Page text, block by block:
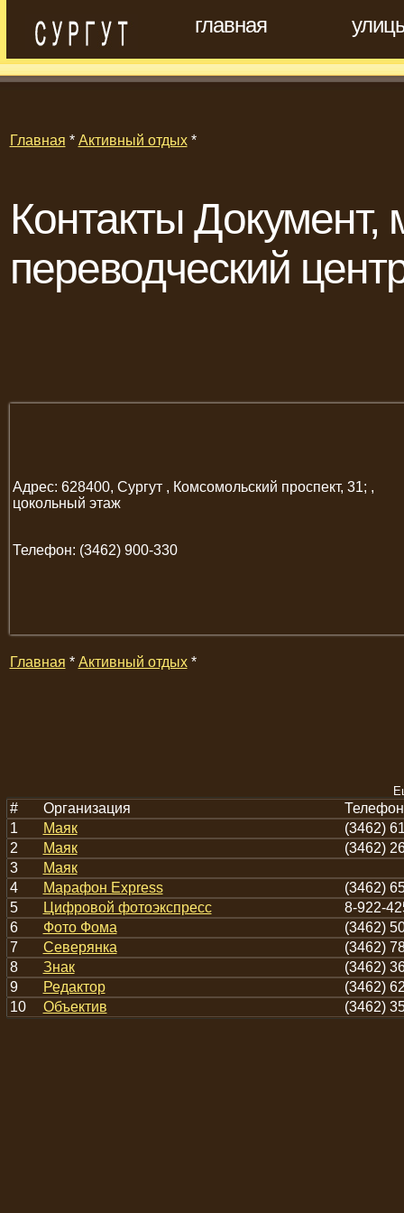
главная
Главная * Активный отдых*
Контакты Документ,
переводческий
Адрес: 628400, Сургут , Комсомольский проспект, 31; ,
цокольный этаж
Телефон: (3462) 900-330
Главная * Активный отдых*
# Организация
Телефон
1
Маяк
(3462)
2
Маяк
(3462)
3
Маяк
4
Марафон Express
(3462)
5
Цифровой фотоэкспресс
8-922-
6
Фото Фома
(3462)
7
Северянка
(3462)
8
Знак
(3462)
9
Редактор
(3462)
10
Объектив (3462)